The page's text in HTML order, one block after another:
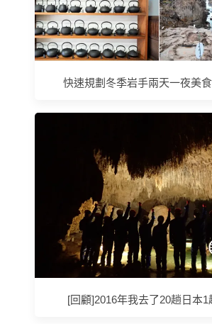
快速規劃冬季岩手兩天一夜美
[回顧]2016年我去了20趟日本1